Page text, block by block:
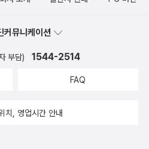
커뮤니케이션
부담) 1544-2514
FAQ
치, 영업시간 안내